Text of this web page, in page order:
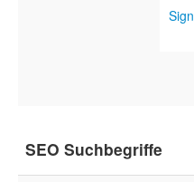
SEO Suchbegriffe